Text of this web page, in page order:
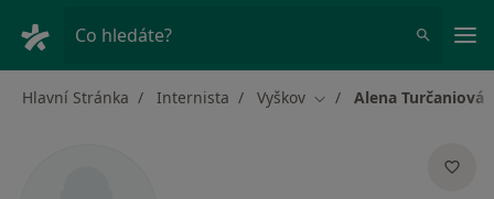
Co hledáte?
Hlavní Stránka Internista Vyškov Změna města
Alena Turčaniová